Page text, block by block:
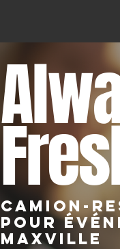
Camion-
pour
Maxville